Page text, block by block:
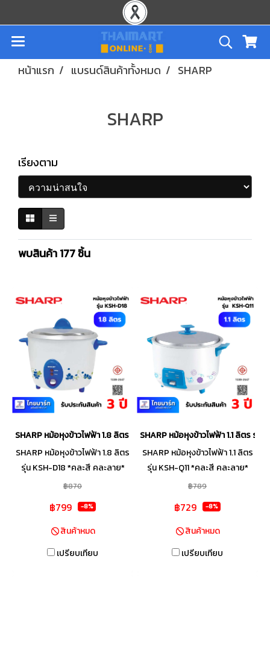
หน้าแรก แบรนด์สินค้าทั้งหมด SHARP
SHARP
เรียงตาม
พบสินค้า 177 ชิ้น
SHARP หม้อหุงข้าวไฟฟ้า 1.8 ลิตร รุ่น KSH-D18 *คละสี คละลาย*
SHARP หม้อหุงข้าวไฟฟ้า 1.8 ลิตร
รุ่น KSH-D18 *คละสี คละลาย*
฿870
฿799 -8%
สินค้าหมด
เปรียบเทียบ
SHARP หม้อหุงข้าวไฟฟ้า 1.1 ลิตร รุ่น
SHARP หม้อหุงข้าวไฟฟ้า 1.1 ลิตร
รุ่น KSH-Q11 *คละสี คละลาย*
฿789
฿729 -8%
สินค้าหมด
เปรียบเทียบ